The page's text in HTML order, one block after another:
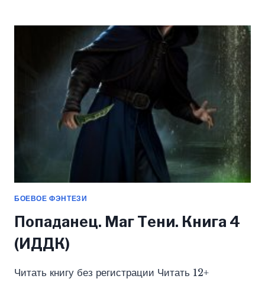
БОЕВОЕ ФЭНТЕЗИ
Попаданец. Маг Тени. Книга 4
(ИДДК)
Читать книгу без регистрации Читать 12+